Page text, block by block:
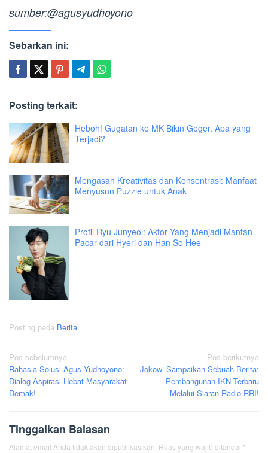
sumber:@agusyudhoyono
Sebarkan ini:
Posting terkait:
Heboh! Gugatan ke MK Bikin Geger, Apa yang
Terjadi?
Mengasah Kreativitas dan Konsentrasi: Manfaat
Menyusun Puzzle untuk Anak
Profil Ryu Junyeol: Aktor Yang Menjadi Mantan
Pacar dari Hyeri dan Han So Hee
Posting pada Berita
Navigasi
pos
Pos sebelumnya
Rahasia Solusi Agus Yudhoyono:
Dialog Aspirasi Hebat Masyarakat
Demak!
Pos berikutnya
Jokowi Sampaikan Sebuah Berita:
Pembangunan IKN Terbaru
Melalui Siaran Radio RRI!
Tinggalkan Balasan
Alamat email Anda tidak akan dipublikasikan. Ruas yang wajib ditandai *